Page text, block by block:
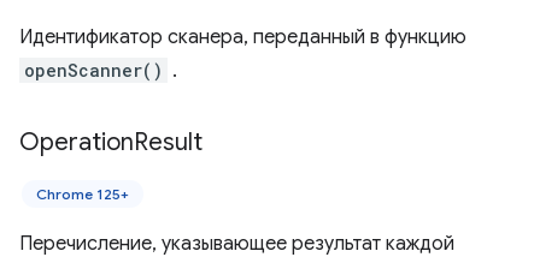
Идентификатор сканера, переданный в функцию
openScanner() .
OperationResult
Chrome 125+
Перечисление, указывающее результат каждой